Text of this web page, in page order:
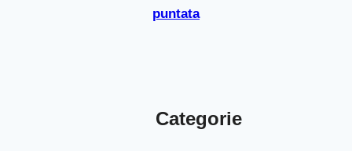
puntata
Categorie